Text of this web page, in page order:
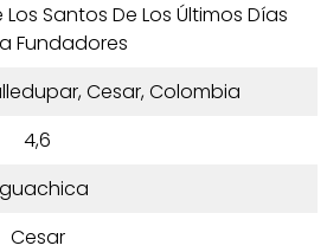
Santos De Los Últimos Días
Fundadores
Cesar, Colombia
4,6
Cesar